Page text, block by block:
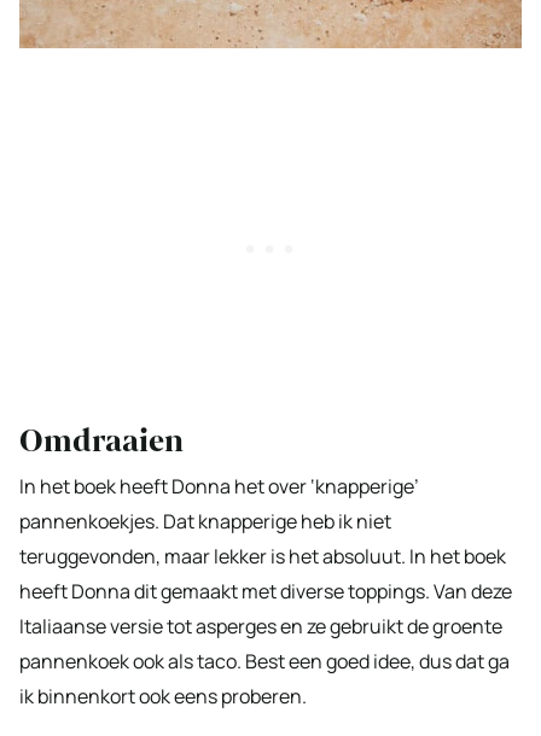
Omdraaien
In het boek heeft Donna het over ‘knapperige’
pannenkoekjes. Dat knapperige heb ik niet
teruggevonden, maar lekker is het absoluut. In het boek
heeft Donna dit gemaakt met diverse toppings. Van deze
Italiaanse versie tot asperges en ze gebruikt de groente
pannenkoek ook als taco. Best een goed idee, dus dat ga
ik binnenkort ook eens proberen.